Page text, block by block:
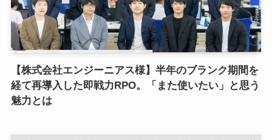
【株式会社エンジーニアス様】半年のブランク期間を
経て再導入した即戦力RPO。「また使いたい」と思う
魅力とは